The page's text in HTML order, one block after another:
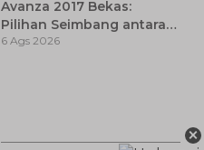
Avanza 2017 Bekas:
Pilihan Seimbang antara
Harga dan Fitur Modern
6 Ags 2026
×